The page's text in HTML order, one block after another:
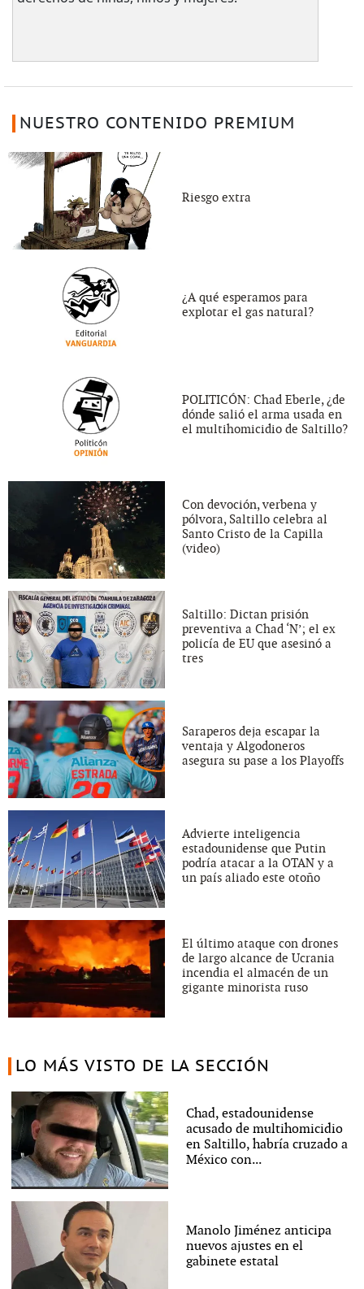
NUESTRO CONTENIDO PREMIUM
Riesgo extra
¿A qué esperamos para
explotar el gas natural?
POLITICÓN: Chad Eberle, ¿de
dónde salió el arma usada en
el multihomicidio de Saltillo?
Con devoción, verbena y
pólvora, Saltillo celebra al
Santo Cristo de la Capilla
(video)
Saltillo: Dictan prisión
preventiva a Chad ‘N’; el ex
policía de EU que asesinó a
tres
Saraperos deja escapar la
ventaja y Algodoneros
asegura su pase a los Playoffs
Advierte inteligencia
estadounidense que Putin
podría atacar a la OTAN y a
un país aliado este otoño
El último ataque con drones
de largo alcance de Ucrania
incendia el almacén de un
gigante minorista ruso
LO MÁS VISTO DE LA SECCIÓN
Chad, estadounidense
acusado de multihomicidio
en Saltillo, habría cruzado a
México con...
Manolo Jiménez anticipa
nuevos ajustes en el
gabinete estatal